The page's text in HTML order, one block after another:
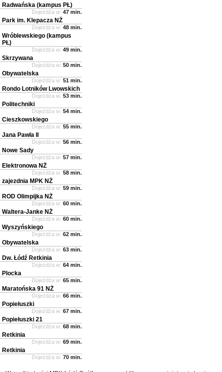
Radwańska (kampus PŁ)
Dojeżdża w: 47 min.
Park im. Klepacza NŻ
Dojeżdża w: 48 min.
Wróblewskiego (kampus
PŁ)
Dojeżdża w: 49 min.
Skrzywana
Dojeżdża w: 50 min.
Obywatelska
Dojeżdża w: 51 min.
Rondo Lotników Lwowskich
Dojeżdża w: 53 min.
Politechniki
Dojeżdża w: 54 min.
Cieszkowskiego
Dojeżdża w: 55 min.
Jana Pawła II
Dojeżdża w: 56 min.
Nowe Sady
Dojeżdża w: 57 min.
Elektronowa NŻ
Dojeżdża w: 58 min.
zajezdnia MPK NŻ
Dojeżdża w: 59 min.
ROD Olimpijka NŻ
Dojeżdża w: 60 min.
Waltera-Janke NŻ
Dojeżdża w: 60 min.
Wyszyńskiego
Dojeżdża w: 62 min.
Obywatelska
Dojeżdża w: 63 min.
Dw. Łódź Retkinia
Dojeżdża w: 64 min.
Plocka
Dojeżdża w: 65 min.
Maratońska 91 NŻ
Dojeżdża w: 66 min.
Popiełuszki
Dojeżdża w: 67 min.
Popiełuszki 21
Dojeżdża w: 68 min.
Retkinia
Dojeżdża w: 69 min.
Retkinia
Dojeżdża w: 70 min.